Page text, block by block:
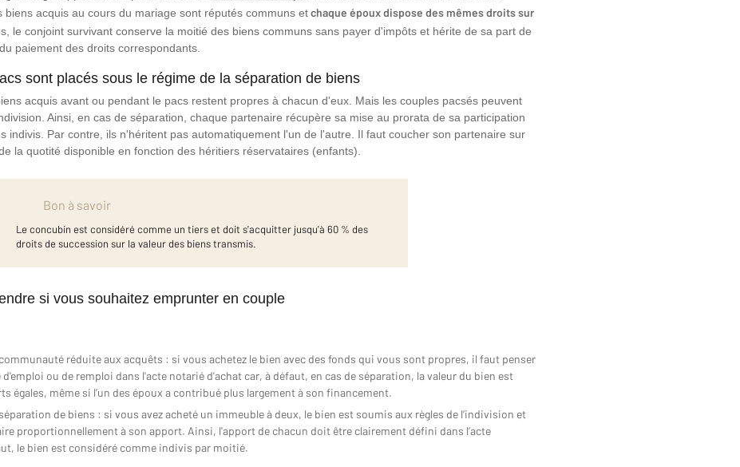
biens acquis au cours du mariage sont réputés communs etchaque époux dispose des mêmes droits sur
le conjoint survivant conserve la moitié des biens communs sans payer d'impôts et hérite de sa part de
paiement des droits correspondants.
sont placés sous le régime de la séparation de biens
acquis avant ou pendant le pacs restent propres à chacun d'eux. Mais les couples pacsés peuvent
Ainsi, en cas de séparation, chaque partenaire récupère sa mise au prorata de sa participation
indivis. Par contre, ils n'héritent pas automatiquement l'un de l'autre. Il faut coucher son partenaire sur
la quotité disponible en fonction des héritiers réservataires (enfants).
Bon à savoir
Le concubin est considéré comme un tiers et doit s'acquitter jusqu'à 60 % des
droits de succession sur la valeur des biens transmis.
si vous souhaitez emprunter en couple
réduite aux acquêts : si vous achetez le bien avec des fonds qui vous sont propres, il faut penser
ou de remploi dans l'acte notarié d'achat car, à défaut, en cas de séparation, la valeur du bien est
égales, même si l’un des époux a contribué plus largement à son financement.
de biens : si vous avez acheté un immeuble à deux, le bien est soumis aux règles de l’indivision et
proportionnellement à son apport. Ainsi, l'apport de chacun doit être clairement défini dans l’acte
le bien est considéré comme indivis par moitié.